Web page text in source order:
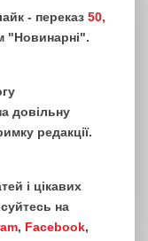
- переказ 50,
"Новинарні".
довільну
редакції.
і цікавих
на
, Facebook,